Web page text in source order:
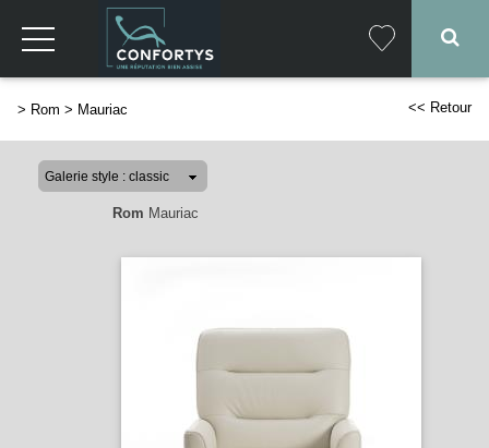
> Rom > Mauriac << Retour
Rom Mauriac